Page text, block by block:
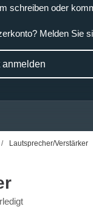
schreiben oder
Melden Sie
anmelden
Lautsprecher/Verstärker